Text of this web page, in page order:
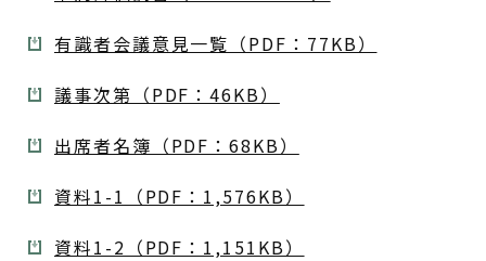
有識者会議意見一覧（PDF：77KB）
議事次第（PDF：46KB）
出席者名簿（PDF：68KB）
資料1-1（PDF：1,576KB）
資料1-2（PDF：1,151KB）